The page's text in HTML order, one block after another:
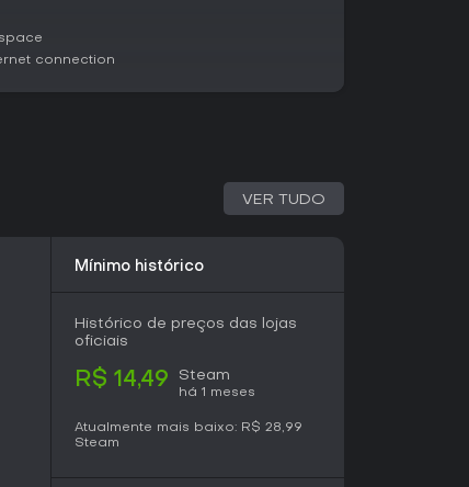
o timing de surtos de poder pode virar
quer mais variedade em runs co-op ou
ativa anos após o lançamento.
connection
VER TUDO
Mínimo histórico
Histórico de preços das lojas
oficiais
R$ 14,49 Steam
há 1 meses
Atualmente mais baixo: R$ 28,99
Steam